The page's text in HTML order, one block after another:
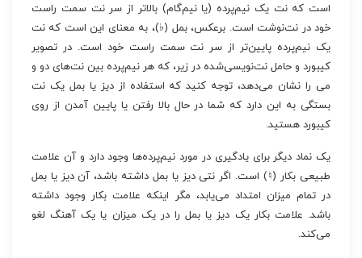
است که نت یک نیم‌پرده (یا نیم‌گام) بالاتر از سر نت سمت راست
خود در نت‌نوشت است. برعکس، بمل (♭)، به معنای این است که نت
یک نیم‌پرده پایین‌تر از سر نت سمت راست خود است. در تصویر
کیبورد و حامل نت‌نویسی‌شده در زیر، که هر نیم‌پرده بین نت‌های دو و
می را نشان می‌دهد، توجه کنید که استفاده از دیز یا بمل یک نت
بستگی به این دارد که شما در حال بالا رفتن یا پایین آمدن از روی
کیبورد هستید.
یک نماد دیگر برای یادگیری در مورد نیم‌پرده‌ها وجود دارد و آن علامت
طبیعی بکار (♮) است. اگر نتی دیز یا بمل داشته باشد، آن دیز یا بمل
در تمام میزان امتداد می‌یابد، مگر اینکه علامت بکار وجود داشته
باشد. علامت بکار یک دیز یا بمل را در یک میزان یا یک آهنگ لغو
می‌کند.